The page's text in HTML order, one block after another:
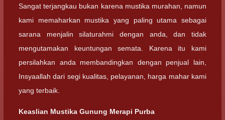
Sangat terjangkau bukan karena mustika murahan, namun
kami memaharkan mustika yang paling utama sebagai
sarana menjalin silaturahmi dengan anda, dan tidak
mengutamakan keuntungan semata. Karena itu kami
persilahkan anda membandingkan dengan penjual lain,
Insyaallah dari segi kualitas, pelayanan, harga mahar kami
yang terbaik.
Keaslian Mustika Gunung Merapi Purba